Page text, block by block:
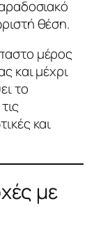
θέση.
μέρος
και μέχρι
το
και
με